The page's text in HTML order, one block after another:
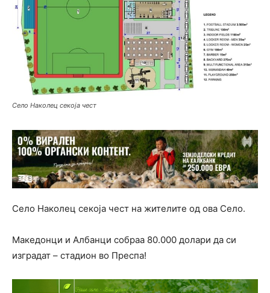
Село Наколец секоја чест
Село Наколец секоја чест на жителите од ова Село.
Македонци и Албанци собраа 80.000 долари да си
изградат – стадион во Преспа!